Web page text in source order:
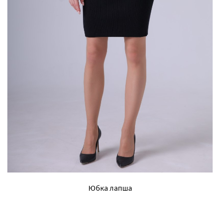
Юбка лапша